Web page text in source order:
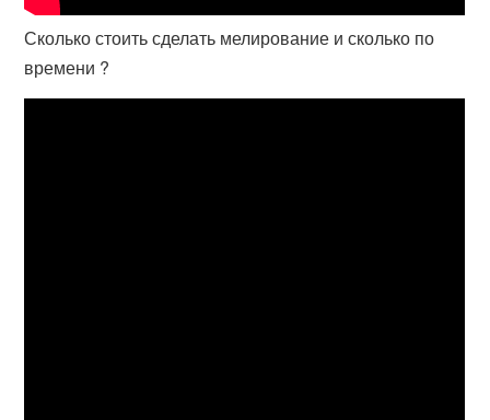
Сколько стоить сделать мелирование и сколько по
времени ?